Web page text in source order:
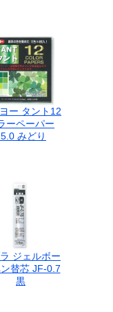
ー タント12
ーペーパー
みどり
ジェルボー
替芯 JF-0.7
黒